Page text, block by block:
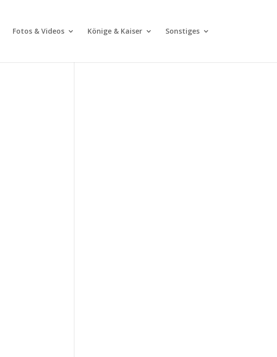
Fotos & Videos Könige & Kaiser Sonstiges